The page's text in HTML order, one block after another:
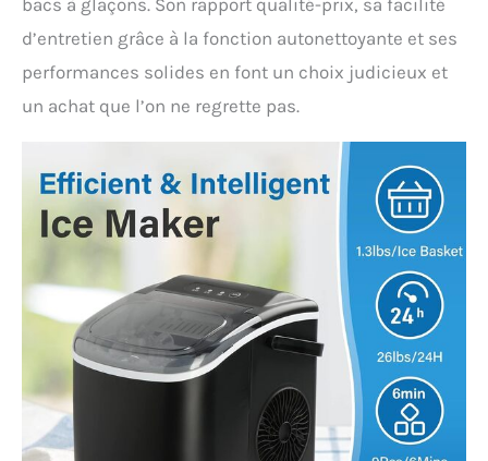
d’entretien grâce à la fonction autonettoyante et ses
performances solides en font un choix judicieux et
un achat que l’on ne regrette pas.